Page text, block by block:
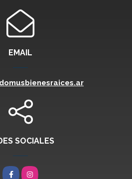
EMAIL
SOCIALES
FacebookInstagram